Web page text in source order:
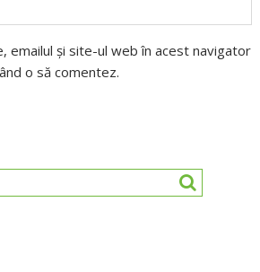
emailul și site-ul web în acest navigator
o să comentez.